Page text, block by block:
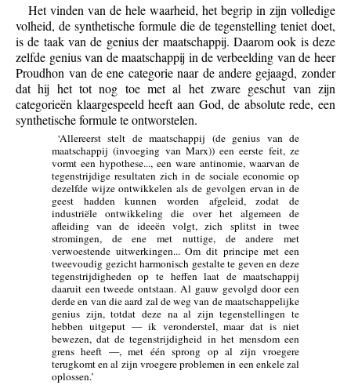
Het vinden van de hele waarheid, het begrip in zijn volledige
volheid, de synthetische formule die de tegenstelling teniet doet,
is de taak van de genius der maatschappij. Daarom ook is deze
zelfde genius van de maatschappij in de verbeelding van de heer
Proudhon van de ene categorie naar de andere gejaagd, zonder
dat hij het tot nog toe met al het zware geschut van zijn
categorieën klaargespeeld heeft aan God, de absolute rede, een
synthetische formule te ontworstelen.
‘Allereerst stelt de maatschappij (de genius van de
maatschappij (invoeging van Marx)) een eerste feit, ze
vormt een hypothese..., een ware antinomie, waarvan de
tegenstrijdige resultaten zich in de sociale economie op
dezelfde wijze ontwikkelen als de gevolgen ervan in de
geest hadden kunnen worden afgeleid, zodat de
industriële ontwikkeling die over het algemeen de
afleiding van de ideeën volgt, zich splitst in twee
stromingen, de ene met nuttige, de andere met
verwoestende uitwerkingen... Om dit principe met een
tweevoudig gezicht harmonisch gestalte te geven en deze
tegenstrijdigheden op te heffen laat de maatschappij
daaruit een tweede ontstaan. Al gauw gevolgd door een
derde en van die aard zal de weg van de maatschappelijke
genius zijn, totdat deze na al zijn tegenstellingen te
hebben uitgeput — ik veronderstel, maar dat is niet
bewezen, dat de tegenstrijdigheid in het mensdom een
grens heeft —, met één sprong op al zijn vroegere
terugkomt en al zijn vroegere problemen in een enkele zal
oplossen.’